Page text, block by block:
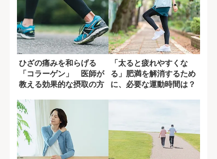
ひざの痛みを和らげる
「コラーゲン」 医師が
教える効果的な摂取の方
「太ると疲れやすくな
る」肥満を解消するため
に、必要な運動時間は？